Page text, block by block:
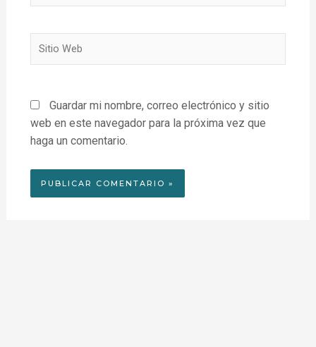
Sitio
Guardar mi nombre, correo electrónico y sitio
web en este navegador para la próxima vez que
haga un comentario.